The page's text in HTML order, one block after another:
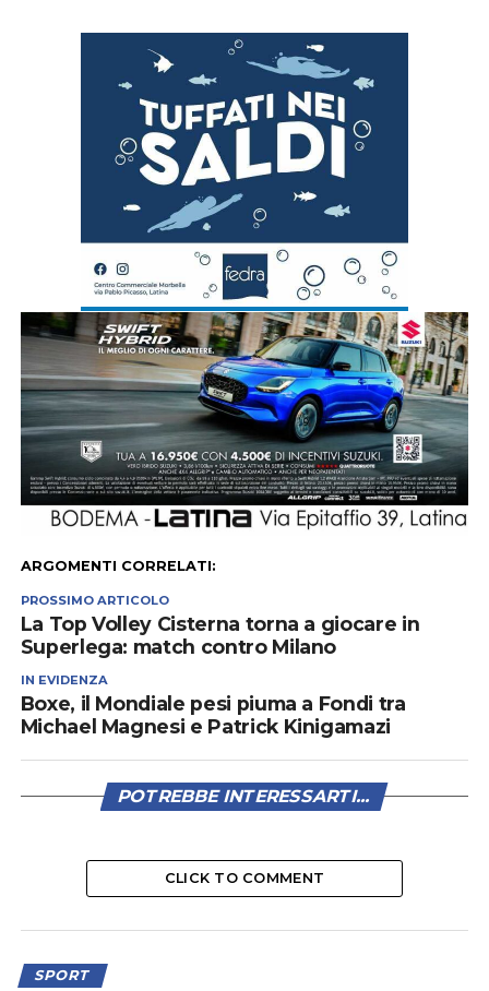
ARGOMENTI CORRELATI:
PROSSIMO ARTICOLO
La Top Volley Cisterna torna a giocare in
Superlega: match contro Milano
IN EVIDENZA
Boxe, il Mondiale pesi piuma a Fondi tra
Michael Magnesi e Patrick Kinigamazi
POTREBBE INTERESSARTI...
CLICK TO COMMENT
SPORT